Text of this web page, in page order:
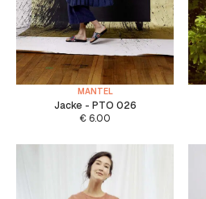
MANTEL
Jacke - PTO 026
€ 6.00